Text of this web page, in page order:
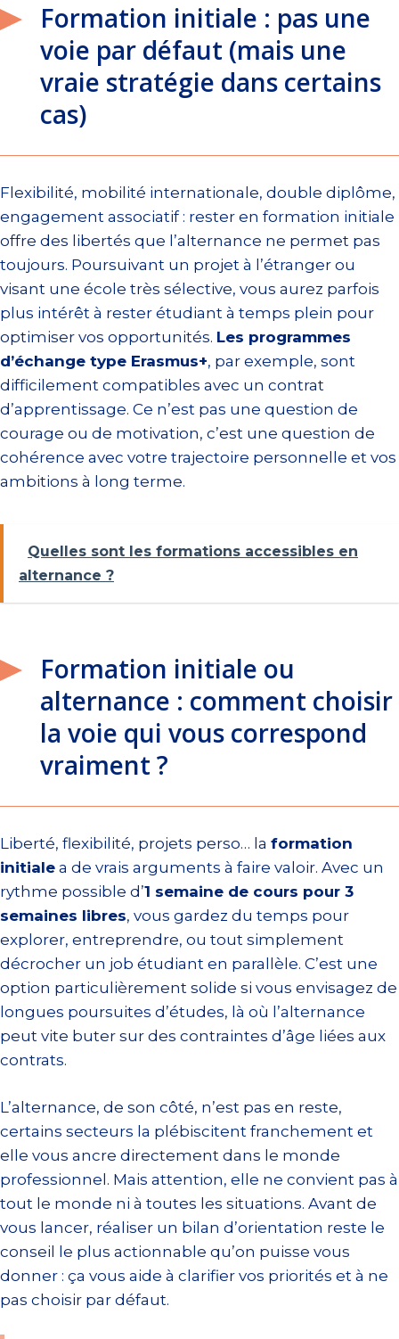
Formation initiale : pas une
voie par défaut (mais une
vraie stratégie dans certains
cas)
Flexibilité, mobilité internationale, double diplôme,
engagement associatif : rester en formation initiale
offre des libertés que l’alternance ne permet pas
toujours. Poursuivant un projet à l’étranger ou
visant une école très sélective, vous aurez parfois
plus intérêt à rester étudiant à temps plein pour
optimiser vos opportunités. Les programmes
d’échange type Erasmus+, par exemple, sont
difficilement compatibles avec un contrat
d’apprentissage. Ce n’est pas une question de
courage ou de motivation, c’est une question de
cohérence avec votre trajectoire personnelle et vos
ambitions à long terme.
Quelles sont les formations accessibles en
alternance ?
Formation initiale ou
alternance : comment choisir
la voie qui vous correspond
vraiment ?
Liberté, flexibilité, projets perso… la formation
initiale a de vrais arguments à faire valoir. Avec un
rythme possible d’1 semaine de cours pour 3
semaines libres, vous gardez du temps pour
explorer, entreprendre, ou tout simplement
décrocher un job étudiant en parallèle. C’est une
option particulièrement solide si vous envisagez de
longues poursuites d’études, là où l’alternance
peut vite buter sur des contraintes d’âge liées aux
contrats.
L’alternance, de son côté, n’est pas en reste,
certains secteurs la plébiscitent franchement et
elle vous ancre directement dans le monde
professionnel. Mais attention, elle ne convient pas à
tout le monde ni à toutes les situations. Avant de
vous lancer, réaliser un bilan d’orientation reste le
conseil le plus actionnable qu’on puisse vous
donner : ça vous aide à clarifier vos priorités et à ne
pas choisir par défaut.